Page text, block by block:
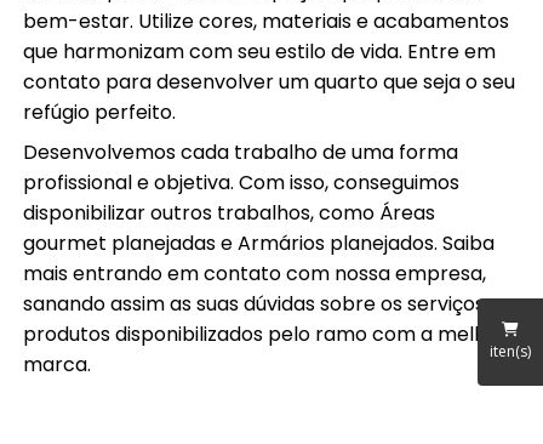
iten(s)
bem-estar. Utilize cores, materiais e acabamentos
que harmonizam com seu estilo de vida. Entre em
contato para desenvolver um quarto que seja o seu
refúgio perfeito.
Desenvolvemos cada trabalho de uma forma
profissional e objetiva. Com isso, conseguimos
disponibilizar outros trabalhos, como Áreas
gourmet planejadas e Armários planejados. Saiba
mais entrando em contato com nossa empresa,
sanando assim as suas dúvidas sobre os serviços e
produtos disponibilizados pelo ramo com a melhor
marca.